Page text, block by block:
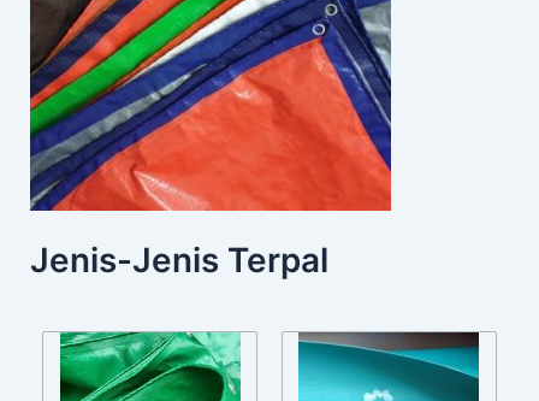
Jenis-Jenis Terpal